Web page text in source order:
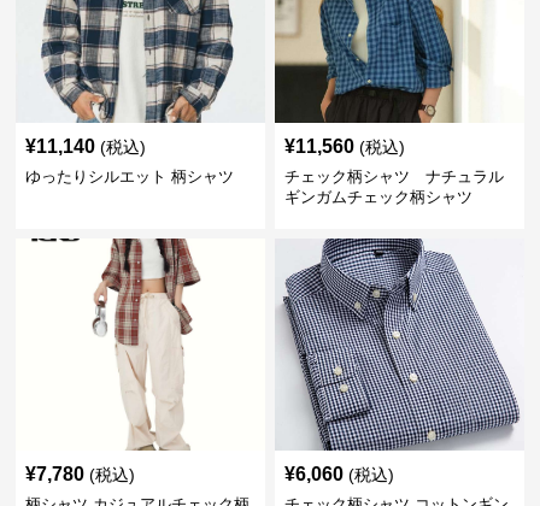
¥11,140 (税込)
ゆったりシルエット 柄シャツ
¥11,560 (税込)
チェック柄シャツ ナチュラル
ギンガムチェック柄シャツ
¥7,780 (税込) ¥6,060 (税込)